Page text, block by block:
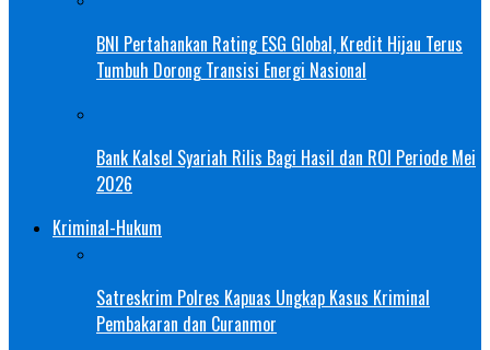
BNI Pertahankan Rating ESG Global, Kredit Hijau Terus
Tumbuh Dorong Transisi Energi Nasional
Bank Kalsel Syariah Rilis Bagi Hasil dan ROI Periode Mei
2026
Kriminal-Hukum
Satreskrim Polres Kapuas Ungkap Kasus Kriminal
Pembakaran dan Curanmor